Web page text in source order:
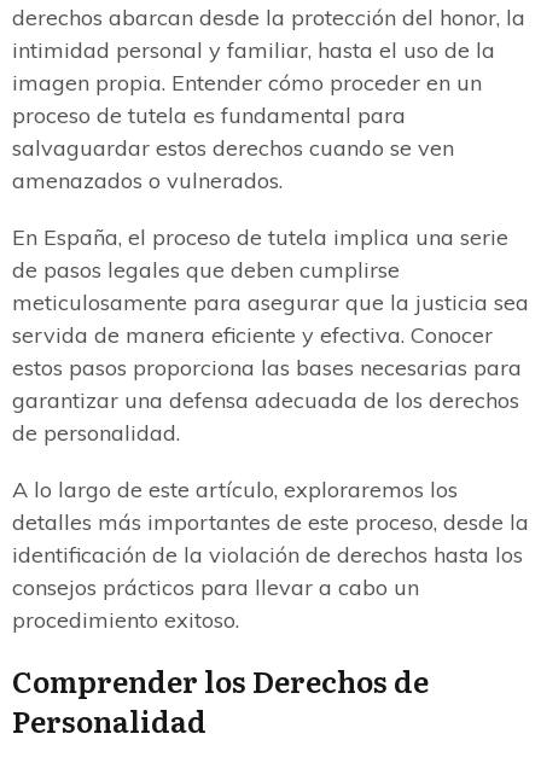
derechos abarcan desde la protección del honor, la
intimidad personal y familiar, hasta el uso de la
imagen propia. Entender cómo proceder en un
proceso de tutela es fundamental para
salvaguardar estos derechos cuando se ven
amenazados o vulnerados.
En España, el proceso de tutela implica una serie
de pasos legales que deben cumplirse
meticulosamente para asegurar que la justicia sea
servida de manera eficiente y efectiva. Conocer
estos pasos proporciona las bases necesarias para
garantizar una defensa adecuada de los derechos
de personalidad.
A lo largo de este artículo, exploraremos los
detalles más importantes de este proceso, desde la
identificación de la violación de derechos hasta los
consejos prácticos para llevar a cabo un
procedimiento exitoso.
Comprender los Derechos de
Personalidad